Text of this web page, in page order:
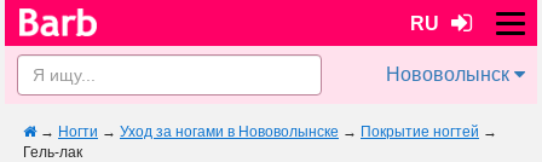
RU
Нововолынск
→ Ногти → Уход за ногами в Нововолынске → Покрытие ногтей →
Гель-лак